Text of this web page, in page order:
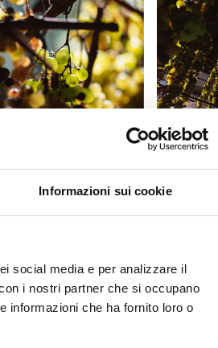
Informazioni sui cookie
social media e per analizzare il
i nostri partner che si occupano
informazioni che ha fornito loro o